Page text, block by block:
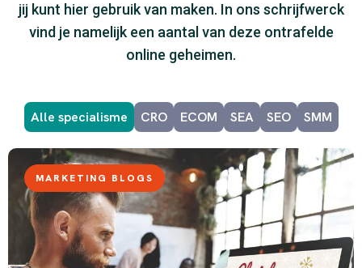
jij kunt hier gebruik van maken. In ons schrijfwerck
vind je namelijk een aantal van deze ontrafelde
online geheimen.
CRO ECOM SEA SEO SMM
Alle specialisme
MARKETING BLOGS